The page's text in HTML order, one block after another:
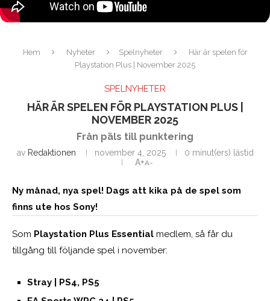
Hem Nyheter Spelnyheter
Här är spelen för
Playstation Plus | November 2025
SPELNYHETER
HÄR ÄR SPELEN FÖR PLAYSTATION PLUS |
NOVEMBER 2025
Från päls till punktering
av Redaktionen november 4, 2025
0 minut(ers) lästid
A+A-
Ny månad, nya spel! Dags att kika på de spel som
finns ute hos Sony!
Som Playstation Plus Essential medlem, så får du
tillgång till följande spel i november:
Stray | PS4, PS5